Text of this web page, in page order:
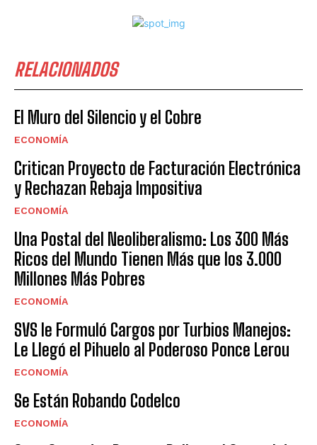
RELACIONADOS
El Muro del Silencio y el Cobre
ECONOMÍA
Critican Proyecto de Facturación Electrónica
y Rechazan Rebaja Impositiva
ECONOMÍA
Una Postal del Neoliberalismo: Los 300 Más
Ricos del Mundo Tienen Más que los 3.000
Millones Más Pobres
ECONOMÍA
SVS le Formuló Cargos por Turbios Manejos:
Le Llegó el Pihuelo al Poderoso Ponce Lerou
ECONOMÍA
Se Están Robando Codelco
ECONOMÍA